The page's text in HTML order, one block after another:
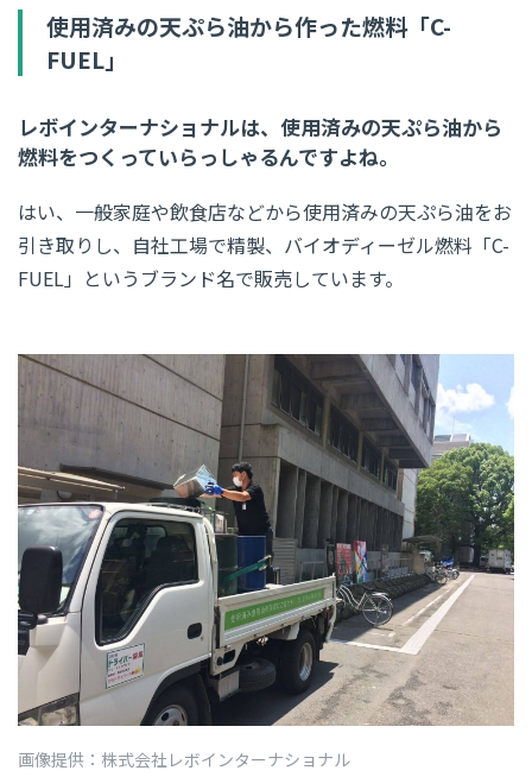
使用済みの天ぷら油から作った燃料「C-
FUEL」
レボインターナショナルは、使用済みの天ぷら油から
燃料をつくっていらっしゃるんですよね。
はい、一般家庭や飲食店などから使用済みの天ぷら油をお
引き取りし、自社工場で精製、バイオディーゼル燃料「C-
FUEL」というブランド名で販売しています。
画像提供：株式会社レボインターナショナル